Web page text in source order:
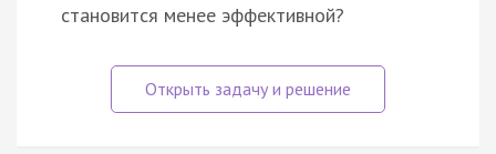
становится менее эффективной?